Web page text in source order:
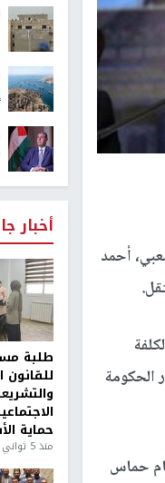
أحمد
الحكومة
حماس
أخبار
طلبة
للقانون
حماية
منذ 5 ثواني